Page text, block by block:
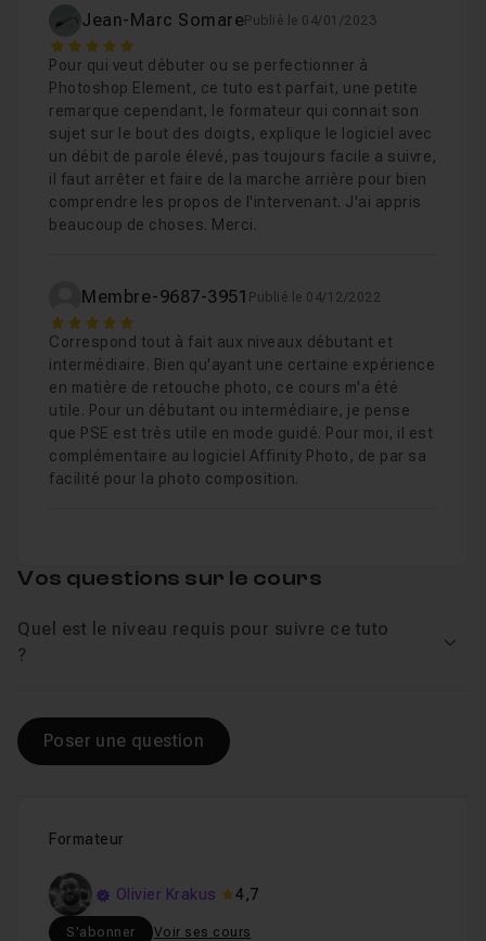
Chapitre 8 : Exportation 07m39
Chapitre 9 : Conclusion 01m
Jean-Marc SomarePublié le 04/01/2023
5
Pour qui veut débuter ou se perfectionner à
Photoshop Element, ce tuto est parfait, une petite
remarque cependant, le formateur qui connait son
sujet sur le bout des doigts, explique le logiciel avec
un débit de parole élevé, pas toujours facile a suivre,
il faut arrêter et faire de la marche arrière pour bien
comprendre les propos de l'intervenant. J'ai appris
beaucoup de choses. Merci.
Membre-9687-3951 Publié le 04/12/2022
5
Correspond tout à fait aux niveaux débutant et
intermédiaire. Bien qu'ayant une certaine expérience
en matière de retouche photo, ce cours m'a été
utile. Pour un débutant ou intermédiaire, je pense
que PSE est très utile en mode guidé. Pour moi, il est
complémentaire au logiciel Affinity Photo, de par sa
facilité pour la photo composition.
Formateur
Olivier Krakus 4,7
S'abonner Voir ses cours
Vos questions sur le cours
Quel est le niveau requis pour suivre ce tuto
?
Poser une question